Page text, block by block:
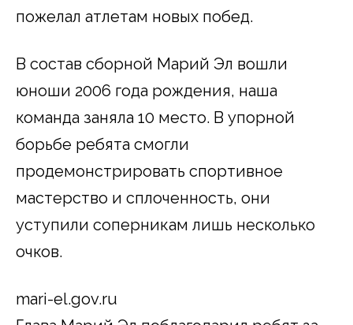
пожелал атлетам новых побед.
В состав сборной Марий Эл вошли
юноши 2006 года рождения, наша
команда заняла 10 место. В упорной
борьбе ребята смогли
продемонстрировать спортивное
мастерство и сплоченность, они
уступили соперникам лишь несколько
очков.
mari-el.gov.ru